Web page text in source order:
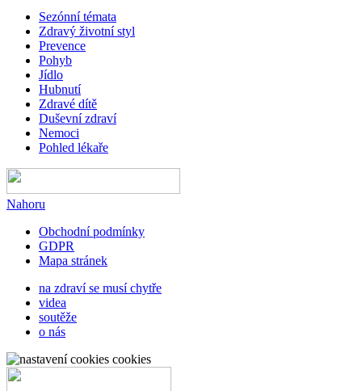
Sezónní témata
Zdravý životní styl
Prevence
Pohyb
Jídlo
Hubnutí
Zdravé dítě
Duševní zdraví
Nemoci
Pohled lékaře
Nahoru
Obchodní podmínky
GDPR
Mapa stránek
na zdraví se musí chytře
videa
soutěže
o nás
cookies